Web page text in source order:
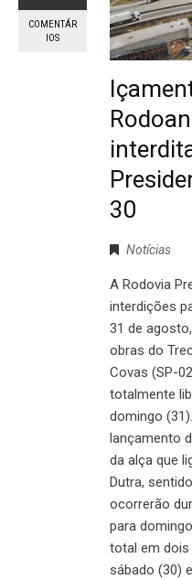
COMENTÁR
IOS
30
Notícias
A Rodovia
interdições
31 de
obras do
Covas (SP-
totalmente
domingo
lançamento
da alça que
Dutra,
ocorrerão
para
total em dois
sábado (30)